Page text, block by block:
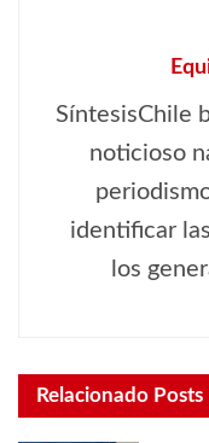
SíntesisChile
noticioso
identificar
los
Relacionado Posts